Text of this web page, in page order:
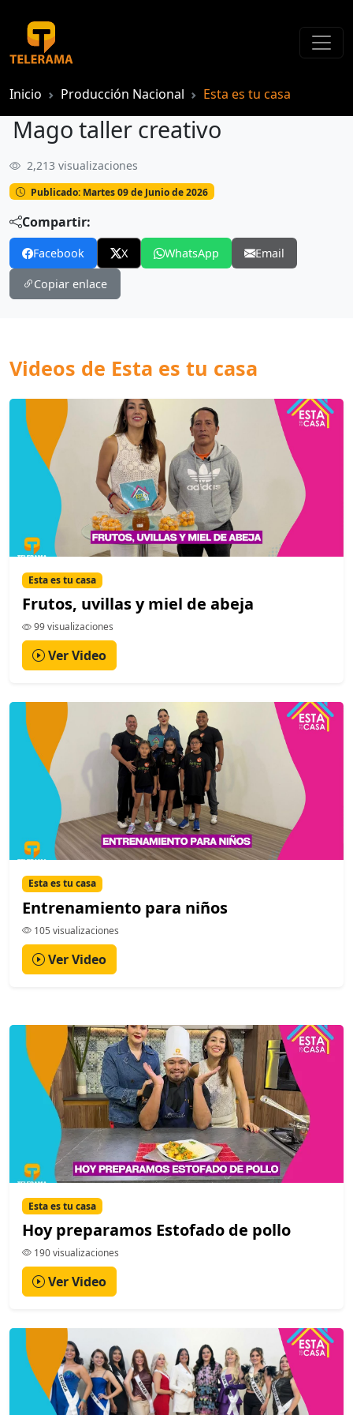
Inicio Producción Nacional Esta es tu casa
Mago taller creativo
Mago taller creativo
2,213 visualizaciones
Publicado: Martes 09 de Junio de 2026
Compartir:
Facebook X WhatsApp Email
Copiar enlace
Videos de Esta es tu casa
Esta es tu casa
Frutos, uvillas y miel de abeja
99 visualizaciones
Ver Video
Esta es tu casa
Entrenamiento para niños
105 visualizaciones
Ver Video
Esta es tu casa
Hoy preparamos Estofado de pollo
190 visualizaciones
Ver Video